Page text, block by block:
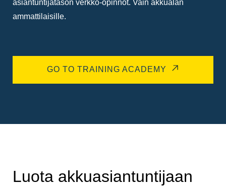
asiantuntijatason verkko-opinnot. Vain akkualan
ammattilaisille.
GO TO TRAINING ACADEMY
Luota akkuasiantuntijaan